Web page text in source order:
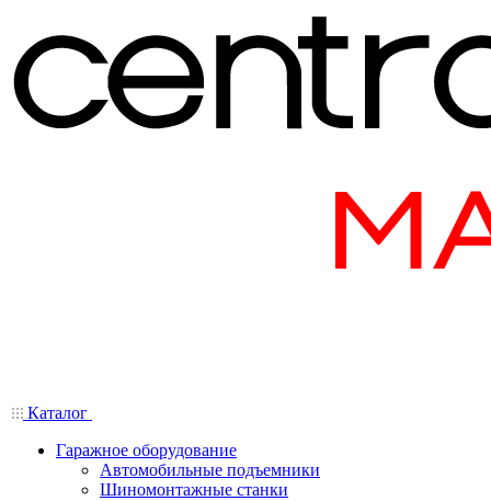
Каталог
Гаражное оборудование
Автомобильные подъемники
Шиномонтажные станки